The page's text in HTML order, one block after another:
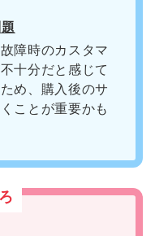
障時のカスタマ
十分だと感じて
め、購入後のサ
ことが重要かも